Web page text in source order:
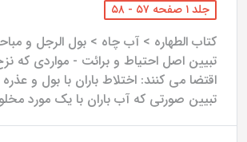
جلد ۱ صفحه ۵۷ - ۵۸
کتاب الطهاره > آب چاه > بول الرجل و
اقتضا می کنند: اختلاط باران با بول و
تبیین صورتی که آب باران با یک مورد